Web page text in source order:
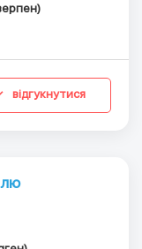
відгукнутися